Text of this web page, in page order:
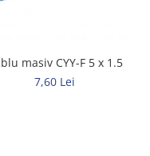
masiv CYY-F 5 x 1.5
7,60 Lei